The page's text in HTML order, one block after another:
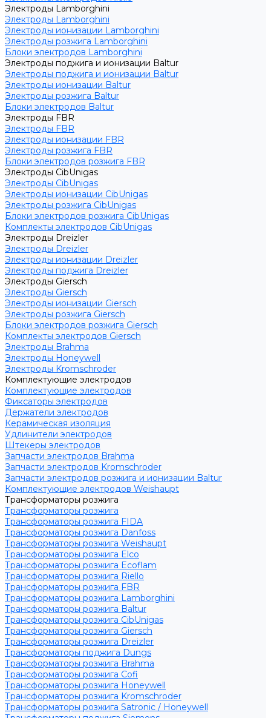
Электроды Lamborghini
Электроды Lamborghini
Электроды ионизации Lamborghini
Электроды розжига Lamborghini
Блоки электродов Lamborghini
Электроды поджига и ионизации Baltur
Электроды поджига и ионизации Baltur
Электроды ионизации Baltur
Электроды розжига Baltur
Блоки электродов Baltur
Электроды FBR
Электроды FBR
Электроды ионизации FBR
Электроды розжига FBR
Блоки электродов розжига FBR
Электроды CibUnigas
Электроды CibUnigas
Электроды ионизации CibUnigas
Электроды розжига CibUnigas
Блоки электродов розжига CibUnigas
Комплекты электродов CibUnigas
Электроды Dreizler
Электроды Dreizler
Электроды ионизации Dreizler
Электроды поджига Dreizler
Электроды Giersch
Электроды Giersch
Электроды ионизации Giersch
Электроды розжига Giersch
Блоки электродов розжига Giersch
Комплекты электродов Giersch
Электроды Brahma
Электроды Honeywell
Электроды Kromschroder
Комплектующие электродов
Комплектующие электродов
Фиксаторы электродов
Держатели электродов
Керамическая изоляция
Удлинители электродов
Штекеры электродов
Запчасти электродов Brahma
Запчасти электродов Kromschroder
Запчасти электродов розжига и ионизации Baltur
Комплектующие электродов Weishaupt
Трансформаторы розжига
Трансформаторы розжига
Трансформаторы розжига FIDA
Трансформаторы розжига Danfoss
Трансформаторы розжига Weishaupt
Трансформаторы розжига Elco
Трансформаторы розжига Ecoflam
Трансформаторы розжига Riello
Трансформаторы розжига FBR
Трансформаторы розжига Lamborghini
Трансформаторы розжига Baltur
Трансформаторы розжига CibUnigas
Трансформаторы розжига Giersch
Трансформаторы розжига Dreizler
Трансформаторы поджига Dungs
Трансформаторы розжига Brahma
Трансформаторы розжига Cofi
Трансформаторы розжига Honeywell
Трансформаторы розжига Kromschroder
Трансформаторы розжига Satronic / Honeywell